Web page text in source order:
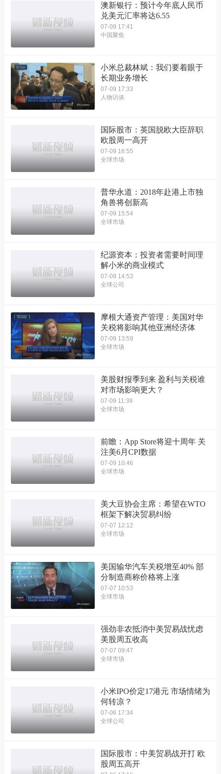
澳新银行：预计今年底人民币
兑美元汇率将达6.55
07-09 17:41
中国聚焦
小米总裁林斌：我们要着眼于
长期业务增长
07-09 17:33
人物访谈
国际股市：英国脱欧大臣辞职
欧股周一高开
07-09 16:55
全球市场
普华永道：2018年赴港上市独
角兽将创新高
07-09 15:54
全球市场
纪源资本：投资者需要时间理
解小米的商业模式
07-09 14:53
全球公司
摩根大通资产管理：美国对华
关税将影响其他亚洲经济体
07-09 13:59
全球市场
美股财报季到来 盈利与关税谁
对市场影响更大？
07-09 11:38
全球市场
前瞻：App Store将迎十周年 关
注美6月CPI数据
07-09 10:46
全球市场
美大豆协会主席：希望在WTO
框架下解决贸易纠纷
07-07 12:12
全球市场
美国输华汽车关税增至40% 部
分制造商称价格将上涨
07-07 10:53
全球市场
强劲非农抵消中美贸易战忧虑
美股周五收高
07-07 09:47
全球市场
小米IPO价定17港元 市场情绪为
何转凉？
07-06 17:34
全球公司
国际股市：中美贸易战开打 欧
股周五高开